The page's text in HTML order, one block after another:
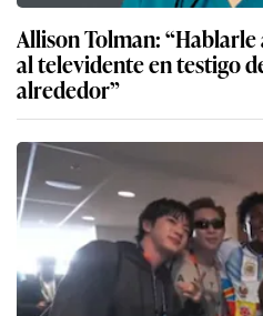
Allison Tolman:
al televidente en testigo
alrededor”